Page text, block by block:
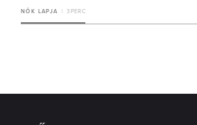
NŐK LAPJA 3 PERC